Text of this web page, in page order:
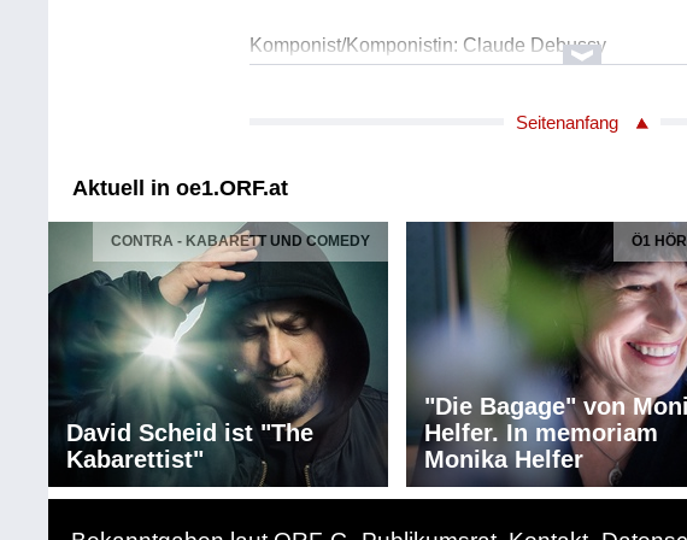
Komponist/Komponistin: Claude Debussy
Titel: Sonate für Violoncello und Klavier d-moll
Solist/Solistin: Anneleen Lenaerts, Harfe
Label: Henle
Komponist/Komponistin: Antonin Dvorak
Titel: Arie der Rusalka "Lied an den Mond"
aus "Rusalka" op. 114
Solist/Solistin: Anneleen Lenaerts, Harfe
Länge: 06:19 min
Label: UE
Komponist/Komponistin: Antonin Dvorak
Titel: "Waldesruhe" op. 68/5, Fassung für
Solist/Solistin: Julia Hagen, Violoncello
Solist/Solistin: Anneleen Lenaerts, Harfe
Seitenanfang
Aktuell in oe1.ORF.at
CONTRA - KABARETT UND COMEDY
David Scheid ist "The
Kabarettist"
Ö1
"Die Bagage" von
Helfer. In memoriam
Monika Helfer